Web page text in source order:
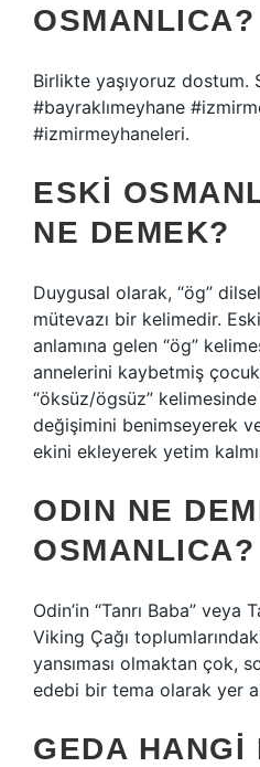
OSMANLICA?
Birlikte yaşıyoruz dostum.
#bayraklımeyhane
#izmirmeyhaneleri.
ESKI
NE DEMEK?
Duygusal olarak, “ög”
mütevazı bir kelimedir. Eski
anlamına gelen “ög”
annelerini kaybetmiş
“öksüz/ögsüz”
değişimini benimseyerek
ekini ekleyerek yetim
ODIN NE
OSMANLICA?
Odin’in “Tanrı Baba” veya
Viking Çağı
yansıması olmaktan çok,
edebi bir tema olarak yer
GEDA HANGI